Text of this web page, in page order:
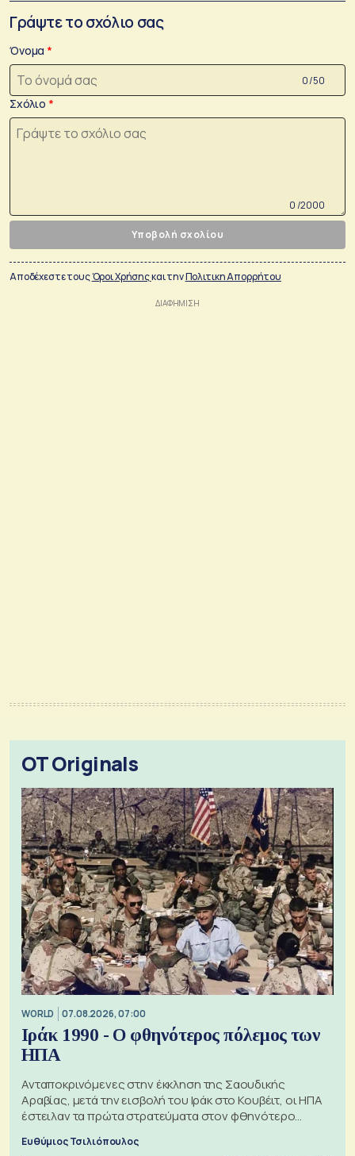
Γράψτε το σχόλιο σας
Όνομα
0 /50
Σχόλιο
0 /2000
Υποβολή σχολίου
Αποδέχεστε τουςΌροι Χρήσηςκαι τηνΠολιτικη Απορρήτου
OT Originals
WORLD 07.08.2026, 07:00
Ιράκ 1990 - Ο φθηνότερος πόλεμος των
ΗΠΑ
Ανταποκρινόμενες στην έκκληση της Σαουδικής
Αραβίας, μετά την εισβολή του Ιράκ στο Κουβέιτ, οι ΗΠΑ
έστειλαν τα πρώτα στρατεύματα στον φθηνότερο
Ευθύμιος Τσιλιόπουλος